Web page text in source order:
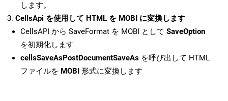
します。
CellsApi を使用して HTML を MOBI に変換します
CellsAPI から SaveFormat を MOBI として SaveOption
を初期化します
cellsSaveAsPostDocumentSaveAs を呼び出して HTML
ファイルを MOBI 形式に変換します